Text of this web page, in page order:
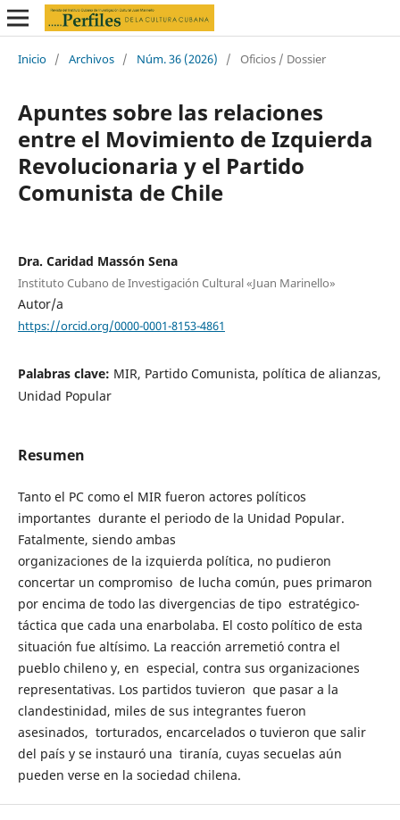
Inicio / Archivos / Núm. 36 (2026) / Oficios / Dossier
Apuntes sobre las relaciones
entre el Movimiento de Izquierda
Revolucionaria y el Partido
Comunista de Chile
Dra. Caridad Massón Sena
Instituto Cubano de Investigación Cultural «Juan Marinello»
Autor/a
https://orcid.org/0000-0001-8153-4861
Palabras clave: MIR, Partido Comunista, política de alianzas,
Unidad Popular
Resumen
Tanto el PC como el MIR fueron actores políticos
importantes durante el periodo de la Unidad Popular.
Fatalmente, siendo ambas
organizaciones de la izquierda política, no pudieron
concertar un compromiso de lucha común, pues primaron
por encima de todo las divergencias de tipo estratégico-
táctica que cada una enarbolaba. El costo político de esta
situación fue altísimo. La reacción arremetió contra el
pueblo chileno y, en especial, contra sus organizaciones
representativas. Los partidos tuvieron que pasar a la
clandestinidad, miles de sus integrantes fueron
asesinados, torturados, encarcelados o tuvieron que salir
del país y se instauró una tiranía, cuyas secuelas aún
pueden verse en la sociedad chilena.